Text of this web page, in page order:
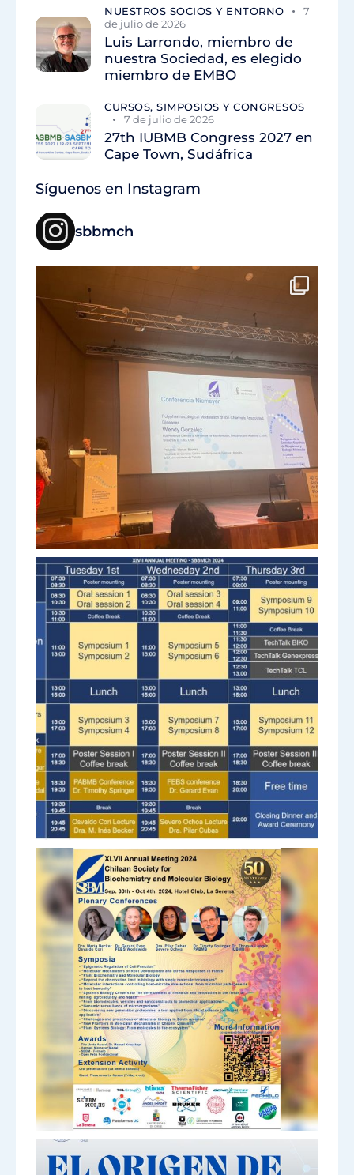
NUESTROS SOCIOS Y ENTORNO
7
de julio de 2026
Luis Larrondo, miembro de
nuestra Sociedad, es elegido
miembro de EMBO
CURSOS, SIMPOSIOS Y CONGRESOS
7 de julio de 2026
27th IUBMB Congress 2027 en
Cape Town, Sudáfrica
Síguenos en Instagram
sbbmch